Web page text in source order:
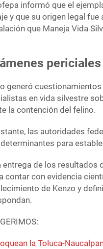
informó que el
y que su origen legal
que Maneja Vida
generó
en vida silvestre
la contención del felino.
las autoridades
para
entrega de los resultados
contar con evidencia
de Kenzo y
la Toluca-